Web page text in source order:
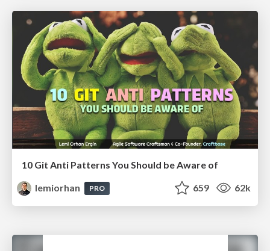
10 Git Anti Patterns You Should be Aware of
lemiorhan
PRO 659 62k